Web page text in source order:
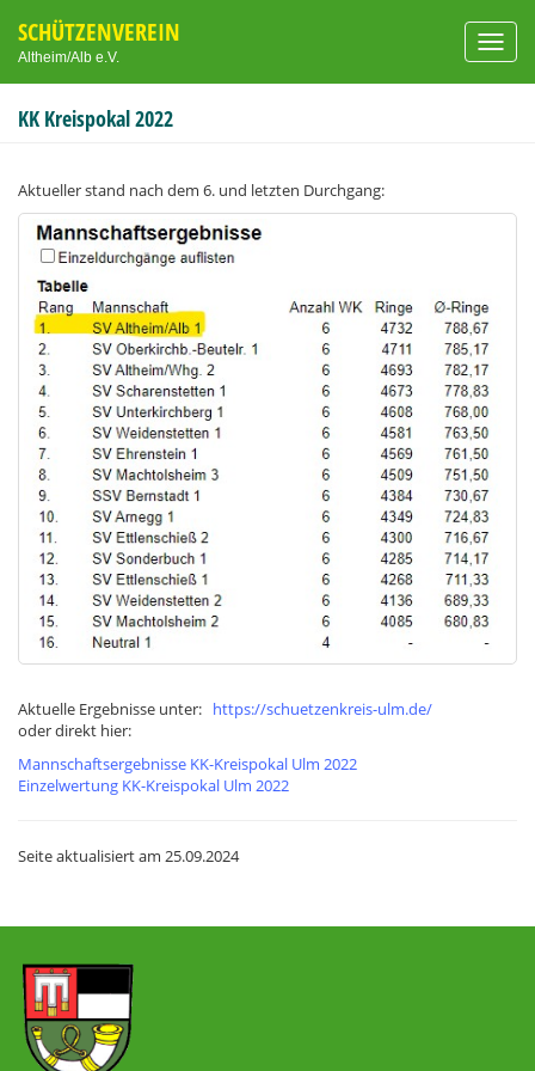
SCHÜTZENVEREIN
Altheim/Alb e.V.
KK Kreispokal 2022
Aktueller stand nach dem 6. und letzten Durchgang:
Aktuelle Ergebnisse unter: https://schuetzenkreis-ulm.de/
oder direkt hier:
Mannschaftsergebnisse KK-Kreispokal Ulm 2022
Einzelwertung KK-Kreispokal Ulm 2022
Seite aktualisiert am 25.09.2024